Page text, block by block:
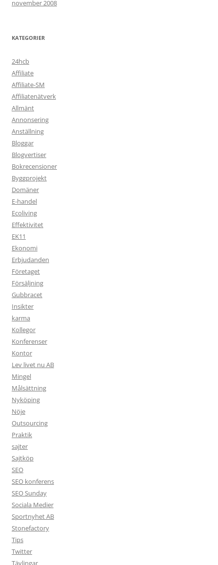
november 2008
KATEGORIER
24hcb
Affiliate
Affiliate-SM
Affiliatenätverk
Allmänt
Annonsering
Anställning
Bloggar
Blogvertiser
Bokrecensioner
Byggprojekt
Domäner
E-handel
Ecoliving
Effektivitet
EK11
Ekonomi
Erbjudanden
Företaget
Försäljning
Gubbracet
Insikter
karma
Kollegor
Konferenser
Kontor
Lev livet nu AB
Mingel
Målsättning
Nyköping
Nöje
Outsourcing
Praktik
sajter
Sajtköp
SEO
SEO konferens
SEO Sunday
Sociala Medier
Sportnyhet AB
Stonefactory
Tips
Twitter
Tävlingar